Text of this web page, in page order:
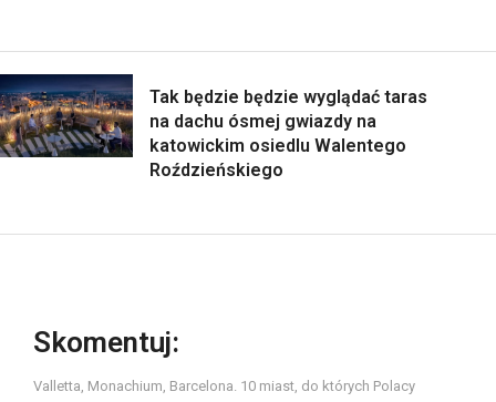
Tak będzie będzie wyglądać taras
na dachu ósmej gwiazdy na
katowickim osiedlu Walentego
Roździeńskiego
Skomentuj:
Valletta, Monachium, Barcelona. 10 miast, do których Polacy